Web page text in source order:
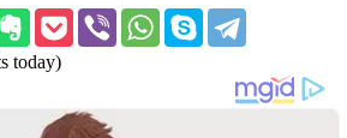
today)